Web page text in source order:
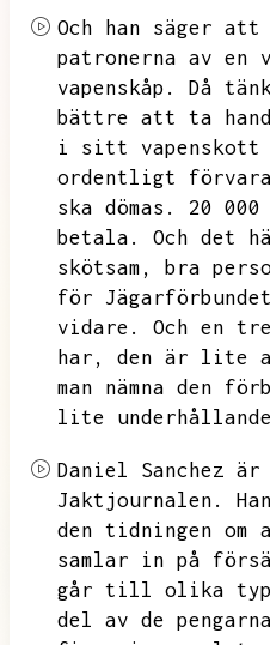
Och han säger
patronerna av en
vapenskåp.
Då
bättre att ta hand
i sitt vapenskott
ordentligt
ska dömas.
20
betala.
Och det
skötsam,
bra
för
vidare.
Och en
har,
den är lite
man nämna den
lite
Daniel Sanchez
Jaktjournalen.
den tidningen om
samlar in på
går till olika
del av de